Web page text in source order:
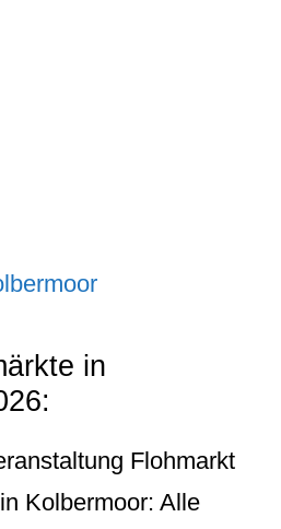
in
Flohmarkt
Kolbermoor: Alle